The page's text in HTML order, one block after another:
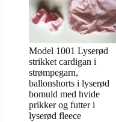
Model 1001 Lyserød
strikket cardigan i
strømpegarn,
ballonshorts i lyserød
bomuld med hvide
prikker og futter i
lyserød fleece